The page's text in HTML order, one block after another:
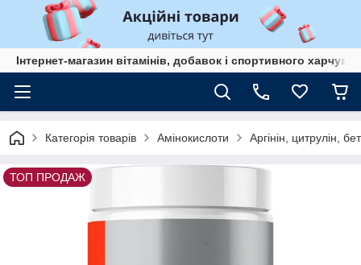
Інтернет-магазин вітамінів, добавок і спортивного
Категорія товарів Амінокислоти Аргінін, цитрулін,
ТОП ПРОДАЖ